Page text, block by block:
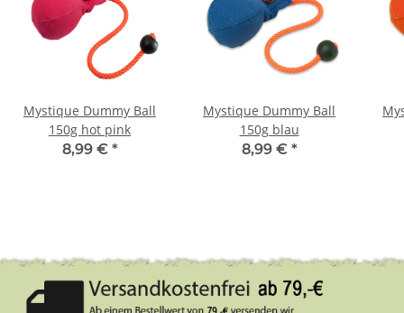
Mystique Dummy Ball
150g hot pink
8,99 € *
Mystique Dummy Ball
150g blau
8,99 € *